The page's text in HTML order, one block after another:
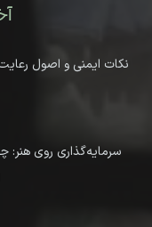
نکات ایمنی و اصول
سرمایه‌گذاری روی هنر: